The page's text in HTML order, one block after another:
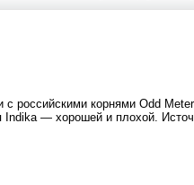
с российскими корнями Odd
Indika — хорошей и плохой.